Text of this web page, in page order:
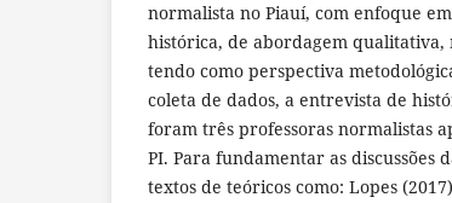
normalista no Piauí, com enfoque
histórica, de abordagem qualitativa,
tendo como perspectiva
coleta de dados, a entrevista de
foram três professoras normalistas
PI. Para fundamentar as discussões
textos de teóricos como: Lopes